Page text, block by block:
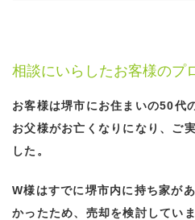
相談にいらしたお客様のプ
お客様は堺市にお住まいの50代
お父様がお亡くなりになり、ご
した。
W様はすでに堺市内に持ち家が
かったため、売却を検討していま